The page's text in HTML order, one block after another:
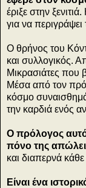
έριξε στην
για να
Ο θρήνος του
και συλλογικός.
Μικρασιάτες που
Μέσα από τον
κόσμο
την καρδιά ενός
Ο πρόλογος
πόνο της
και διαπερνά
Είναι ένα